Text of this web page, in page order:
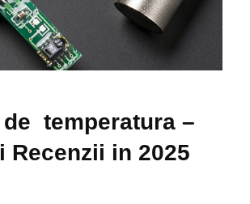
temperatura –
Recenzii in 2025